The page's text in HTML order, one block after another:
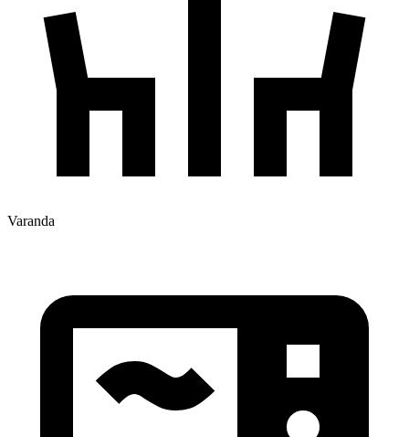
Varanda